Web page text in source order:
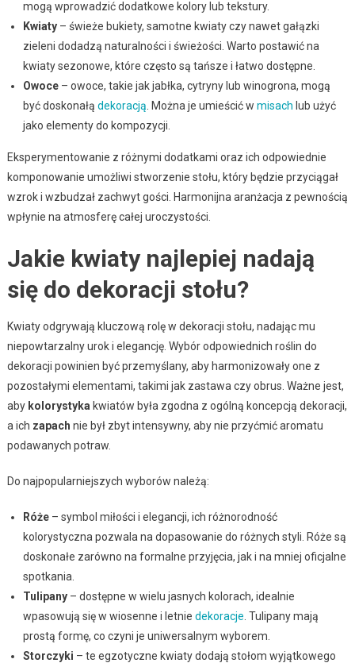
mogą wprowadzić dodatkowe kolory lub tekstury.
Kwiaty– świeże bukiety, samotne kwiaty czy nawet gałązki
zieleni dodadzą naturalności i świeżości. Warto postawić na
kwiaty sezonowe, które często są tańsze i łatwo dostępne.
Owoce– owoce, takie jak jabłka, cytryny lub winogrona, mogą
być doskonałą dekoracją . Można je umieścić w misach lub użyć
jako elementy do kompozycji.
Eksperymentowanie z różnymi dodatkami oraz ich odpowiednie
komponowanie umożliwi stworzenie stołu, który będzie przyciągał
wzrok i wzbudzał zachwyt gości. Harmonijna aranżacja z pewnością
wpłynie na atmosferę całej uroczystości.
Jakie kwiaty najlepiej nadają
się do dekoracji stołu?
Kwiaty odgrywają kluczową rolę w dekoracji stołu, nadając mu
niepowtarzalny urok i elegancję. Wybór odpowiednich roślin do
dekoracji powinien być przemyślany, aby harmonizowały one z
pozostałymi elementami, takimi jak zastawa czy obrus. Ważne jest,
aby kolorystyka kwiatów była zgodna z ogólną koncepcją dekoracji,
a ich zapach nie był zbyt intensywny, aby nie przyćmić aromatu
podawanych potraw.
Do najpopularniejszych wyborów należą:
Róże– symbol miłości i elegancji, ich różnorodność
kolorystyczna pozwala na dopasowanie do różnych styli. Róże są
doskonałe zarówno na formalne przyjęcia, jak i na mniej oficjalne
spotkania.
Tulipany– dostępne w wielu jasnych kolorach, idealnie
wpasowują się w wiosenne i letnie dekoracje . Tulipany mają
prostą formę, co czyni je uniwersalnym wyborem.
Storczyki – te egzotyczne kwiaty dodają stołom wyjątkowego